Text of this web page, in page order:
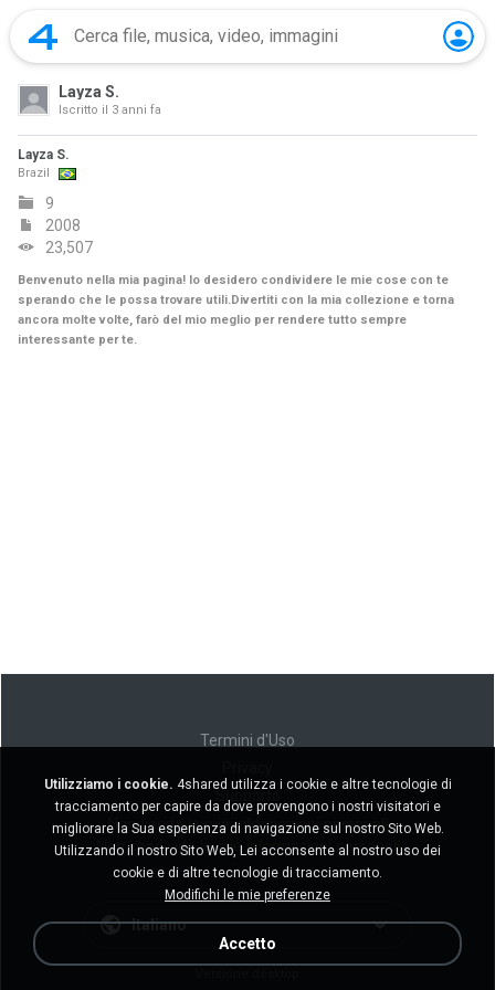
Layza S.
Iscritto il 3 anni fa
Layza S.
Brazil
9
2008
23,507
Benvenuto nella mia pagina! Io desidero condividere le mie cose con te
sperando che le possa trovare utili.Divertiti con la mia collezione e torna
ancora molte volte, farò del mio meglio per rendere tutto sempre
interessante per te.
Termini d'Uso
Non venda le mie informazioni personali
Non condivida le mie informazioni personali
Italiano
Utilizziamo i cookie. 4shared utilizza i cookie e altre tecnologie di
tracciamento per capire da dove provengono i nostri visitatori e
migliorare la Sua esperienza di navigazione sul nostro Sito Web.
Utilizzando il nostro Sito Web, Lei acconsente al nostro uso dei
cookie e di altre tecnologie di tracciamento.
Modifichi le mie preferenze
Accetto